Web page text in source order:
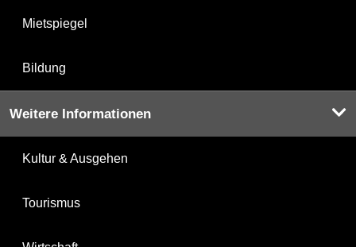
Mietspiegel
Bildung
Weitere Informationen
Kultur & Ausgehen
Tourismus